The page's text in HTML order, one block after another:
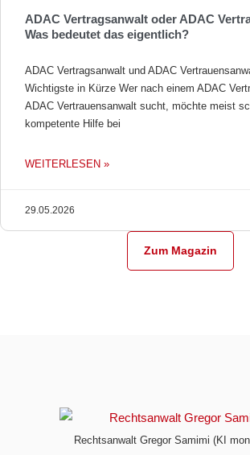
ADAC Vertragsanwalt oder ADAC
Was bedeutet das eigentlich?
ADAC Vertragsanwalt und ADAC
Wichtigste in Kürze Wer nach einem ADAC
ADAC Vertrauensanwalt sucht, möchte meist
kompetente Hilfe bei
WEITERLESEN »
29.05.2026
Zum Magazin
Rechtsanwalt Gregor Samimi (KI